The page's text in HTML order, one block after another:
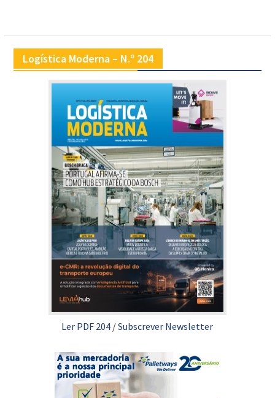
Logística Moderna – N.º 204
Ler PDF 204 /Subscrever Newsletter